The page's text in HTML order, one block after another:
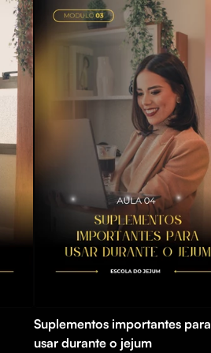
Suplementos importantes para
usar durante o jejum